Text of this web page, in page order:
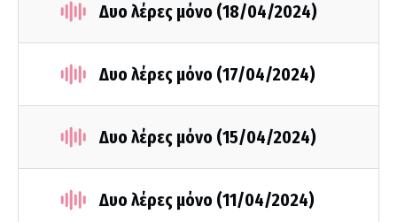
Δυο λέρες μόνο (18/04/2024)
Δυο λέρες μόνο (17/04/2024)
Δυο λέρες μόνο (15/04/2024)
Δυο λέρες μόνο (11/04/2024)